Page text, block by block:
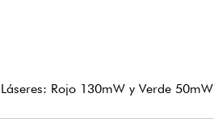
Rojo 130mW y Verde 50mW